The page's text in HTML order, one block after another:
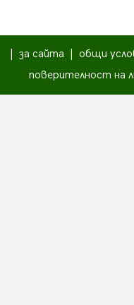
за сайта
общи
поверителност на